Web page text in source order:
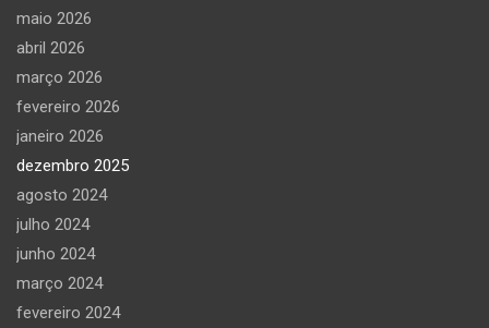
maio 2026
abril 2026
março 2026
fevereiro 2026
janeiro 2026
dezembro 2025
agosto 2024
julho 2024
junho 2024
março 2024
fevereiro 2024